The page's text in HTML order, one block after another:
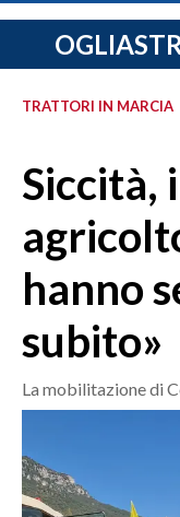
CRONACA SARDEGNA
PROVINCIA DI CAGLIARI
MEDIO CAMPIDANO
ORISTANO E PROVINCIA
SASSARI E PROVINCIA
GALLURA
NUORO E PROVINCIA
OGLIASTRA
ITALIA
MONDO
TRATTORI IN MARCIA
Siccità,
hanno
subito»
La mobilitazione di